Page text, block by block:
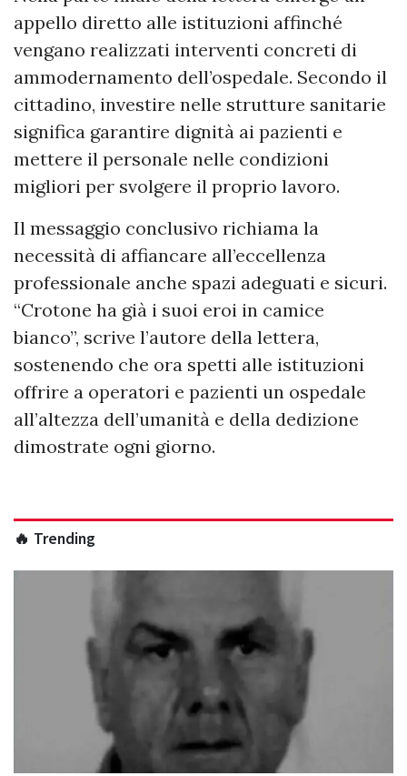
appello diretto alle istituzioni affinché
vengano realizzati interventi concreti di
ammodernamento dell’ospedale. Secondo il
cittadino, investire nelle strutture sanitarie
significa garantire dignità ai pazienti e
mettere il personale nelle condizioni
migliori per svolgere il proprio lavoro.
Il messaggio conclusivo richiama la
necessità di affiancare all’eccellenza
professionale anche spazi adeguati e sicuri.
“Crotone ha già i suoi eroi in camice
bianco”, scrive l’autore della lettera,
sostenendo che ora spetti alle istituzioni
offrire a operatori e pazienti un ospedale
all’altezza dell’umanità e della dedizione
dimostrate ogni giorno.
🔥 Trending